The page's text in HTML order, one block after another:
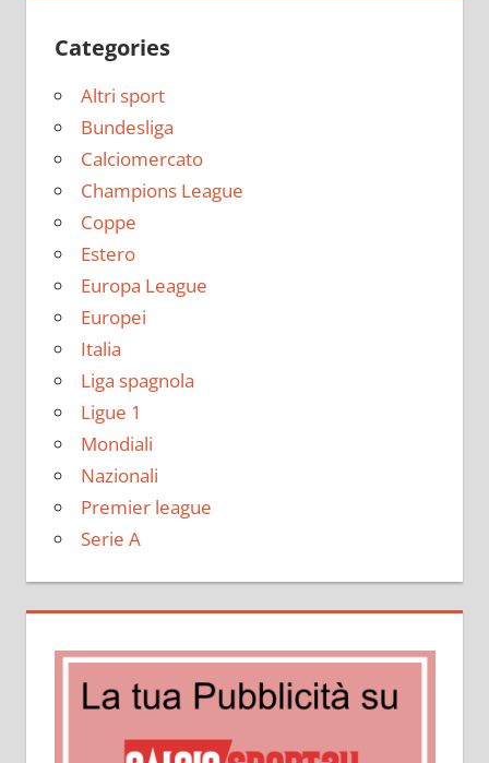
Categories
Altri sport
Bundesliga
Calciomercato
Champions League
Coppe
Estero
Europa League
Europei
Italia
Liga spagnola
Ligue 1
Mondiali
Nazionali
Premier league
Serie A